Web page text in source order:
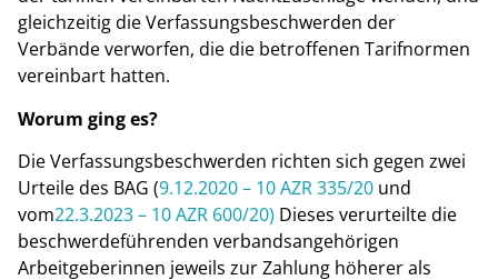
gleichzeitig die Verfassungsbeschwerden der
Verbände verworfen, die die betroffenen Tarifnormen
vereinbart hatten.
Worum ging es?
Die Verfassungsbeschwerden richten sich gegen zwei
Urteile des BAG (9.12.2020 – 10 AZR 335/20 und
vom22.3.2023 – 10 AZR 600/20) Dieses verurteilte die
beschwerdeführenden verbandsangehörigen
Arbeitgeberinnen jeweils zur Zahlung höherer als